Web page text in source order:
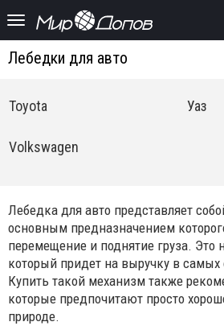
Лебедки для авто
Toyota
Volkswagen
Уаз
Лебедка для авто представляет
основным предназначением
перемещение и поднятие груза.
который придет на выручку в самых
Купить такой механизм также
которые предпочитают просто
природе.